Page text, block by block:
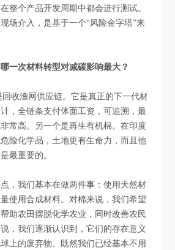
整个产品开发周期中都会进行测试。
场介入，是基于一个“风险金字塔”来
一次材料转型对减碳影响最大？
回收渔网供应链。它是真正的下一代材
，全链条支付体面工资，可追溯，最
常高。另一个是再生有机棉。在印度
险化学品，土地更有生命力，而且他
最重要的。
，我们基本在做两件事：使用天然材
使用合成材料。对棉来说，我们希望
助农田摆脱化学农业，同时改善农民
，我们逐渐认识到，它们的存在意义
上的废弃物。既然我们已经基本不用